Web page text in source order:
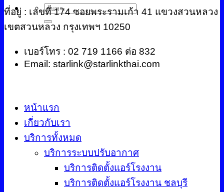
ค้นหา:
ที่อยู่ : เลขที่ 174 ซอยพระรามเก้า 41 แขวงสวนหลวง
เขตสวนหลวง กรุงเทพฯ 10250
เบอร์โทร : 02 719 1166 ต่อ 832
Email: starlink@starlinkthai.com
หน้าแรก
เกี่ยวกับเรา
บริการทั้งหมด
บริการระบบปรับอากาศ
บริการติดตั้งแอร์โรงงาน
บริการติดตั้งแอร์โรงงาน ชลบุรี